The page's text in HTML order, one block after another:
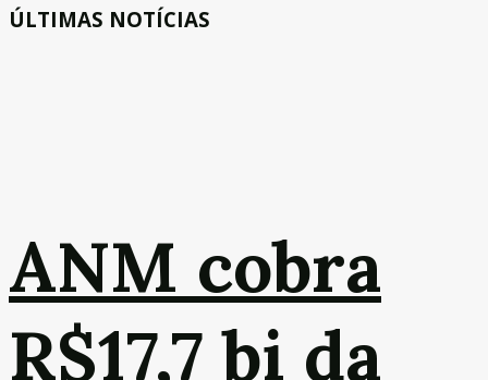
ÚLTIMAS NOTÍCIAS
ANM cobra
R$17,7 bi da